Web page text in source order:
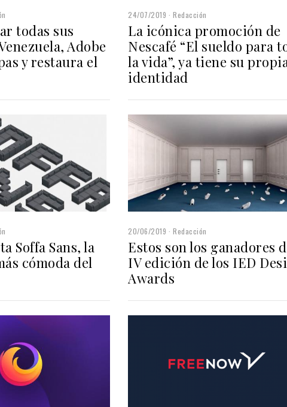
todas sus
Adobe
y restaura el
24/07/2019 Redacción
La icónica promoción de
Nescafé “El sueldo para
la vida”, ya tiene su
identidad
Soffa Sans, la
cómoda del
20/06/2019 Redacción
Estos son los ganadores
IV edición de los IED
Awards